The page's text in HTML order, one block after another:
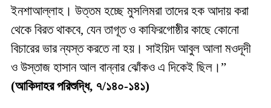
ইনশাআল্লাহ। উত্তম হচ্ছে মুসলিমরা তাদের হক আদায় করা
থেকে বিরত থাকবে, যেন তাগূত ও কাফিরগোষ্ঠীর কাছে কোনো
বিচারের ভার ন্যস্ত করতে না হয়। সাইয়িদ আবুল আলা মওদূদী
ও উস্তাজ হাসান আল বান্নার ঝোঁকও এ দিকেই ছিল।”
(আকিদাহর পরিশুদ্ধি, ৭/১৪০-১৪১)